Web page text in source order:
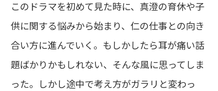
このドラマを初めて見た時に、真澄の育休や子
供に関する悩みから始まり、仁の仕事との向き
合い方に進んでいく。もしかしたら耳が痛い話
題ばかりかもしれない、そんな風に思ってしま
った。しかし途中で考え方がガラリと変わっ